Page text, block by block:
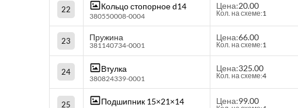
22 Кольцо стопорное d14
380550008-0004
Цена:20.00
Кол. на схеме:1
23 Пружина
381140734-0001
Цена:66.00
Кол. на схеме:1
24 Втулка
380824339-0001
Цена:325.00
Кол. на схеме:4
25 Подшипник 15×21×14 Цена:99.00